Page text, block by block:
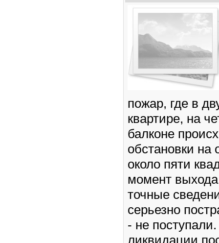
пожар, где в
квартире, на
балконе
обстановки
около пяти
момент
точные
серьезно
- не
ликвидации